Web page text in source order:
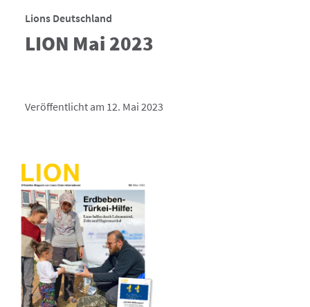
Lions Deutschland
LION Mai 2023
Veröffentlicht am 12. Mai 2023